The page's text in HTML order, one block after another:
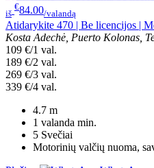
iš
€84.00/valandą
Atidarykite 470 | Be licencijos |
Kosta Adechė, Puerto Kolonas,
109 €/1 val.
189 €/2 val.
269 €/3 val.
339 €/4 val.
4.7 m
1 valanda min.
5 Svečiai
Motorinių valčių nuoma,